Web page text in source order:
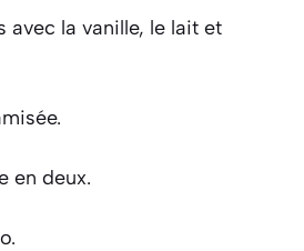
avec la vanille, le lait et
en deux.